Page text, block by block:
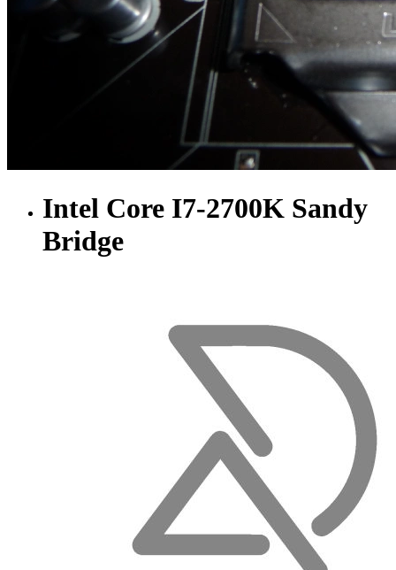
Intel Core I7-2700K Sandy
Bridge